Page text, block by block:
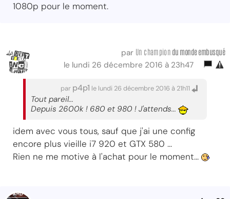
1080p pour le moment.
par Un champion du monde embusqué
le lundi 26 décembre 2016 à 23h47
par p4p1 le lundi 26 décembre 2016 à 21h11
Tout pareil...
Depuis 2600k ! 680 et 980 ! J'attends...
idem avec vous tous, sauf que j'ai une config
encore plus vieille i7 920 et GTX 580 ...
Rien ne me motive à l'achat pour le moment...